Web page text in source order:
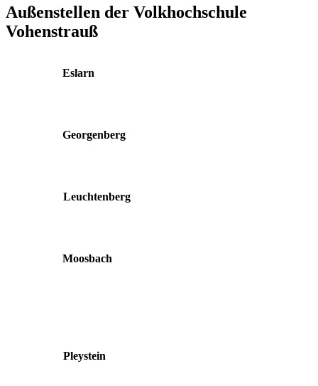
Außenstellen der Volkhochschule
Vohenstrauß
Eslarn
Georgenberg
Leuchtenberg
Moosbach
Pleystein